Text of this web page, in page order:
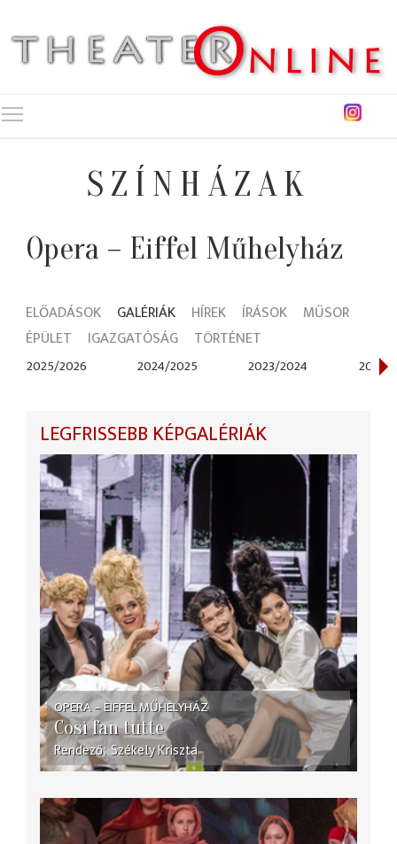
SZÍNHÁZAK
Opera – Eiffel Műhelyház
ELŐADÁSOK GALÉRIÁK HÍREK ÍRÁSOK
MŰSOR
ÉPÜLET
IGAZGATÓSÁG TÖRTÉNET
2025/2026 2024/2025 2023/2024 2021/
LEGFRISSEBB KÉPGALÉRIÁK
OPERA – EIFFEL MŰHELYHÁZ
Così fan tutte
Rendező Székely Kriszta